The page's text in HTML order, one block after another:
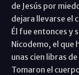
de Jesús por
dejara llevarse el
Él fue entonces y
Nicodemo, el que
unas cien libras
Tomaron el